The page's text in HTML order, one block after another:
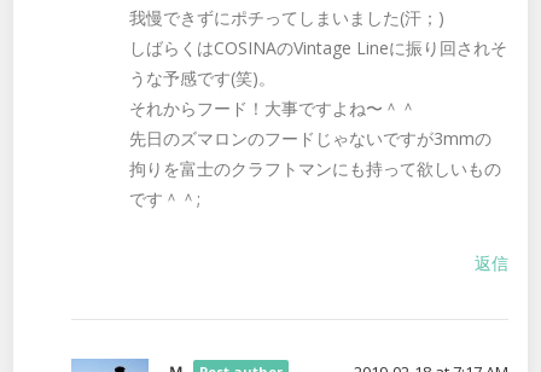
我慢できずにポチってしまいました(汗；)
しばらくはCOSINAのVintage Lineに振り回されそ
うな予感です(笑)。
それからフード！大事ですよね〜＾＾
先日のズマロンのフードじゃないですが3mmの
拘りを富士のクラフトマンにも持って欲しいもの
です＾＾;
返信